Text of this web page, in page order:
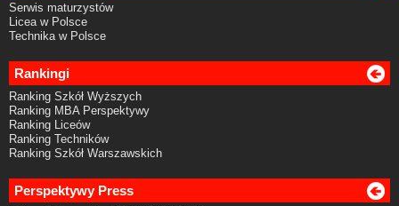
Serwis maturzystów
Licea w Polsce
Technika w Polsce
Rankingi
Ranking Szkół Wyższych
Ranking MBA Perspektywy
Ranking Liceów
Ranking Techników
Ranking Szkół Warszawskich
Perspektywy Press